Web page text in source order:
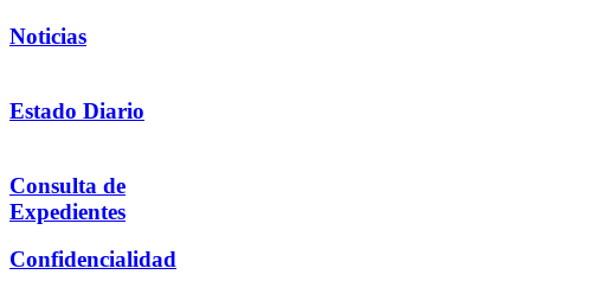
Noticias
Estado Diario
Consulta de
Expedientes
Confidencialidad